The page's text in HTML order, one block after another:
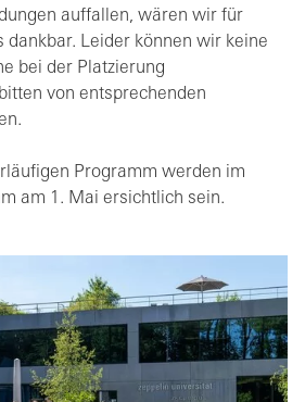
auffallen, wären wir für
dankbar. Leider können wir keine
bei der Platzierung
von entsprechenden
Programm werden im
am 1. Mai ersichtlich sein.